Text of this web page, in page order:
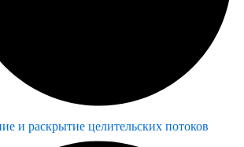
и раскрытие целительских потоков